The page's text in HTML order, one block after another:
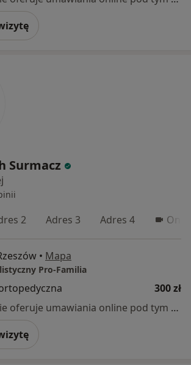
Surmacz
2 Adres 3 Adres 4
• Mapa
Pro-Familia
300 zł
Specjalista nie oferuje umawiania online pod tym adresem.